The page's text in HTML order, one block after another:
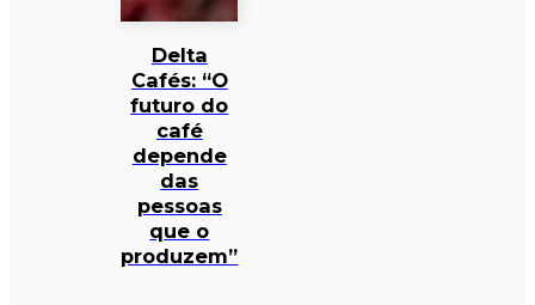
Delta
Cafés: “O
futuro do
café
depende
das
pessoas
que o
produzem”